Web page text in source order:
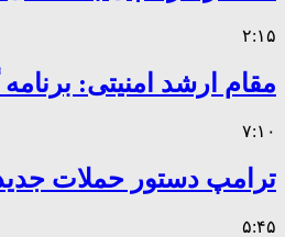
۲:۱۵
مقام ارشد امنیتی:
۷:۱۰
ترامپ دستور حملات
۵:۴۵